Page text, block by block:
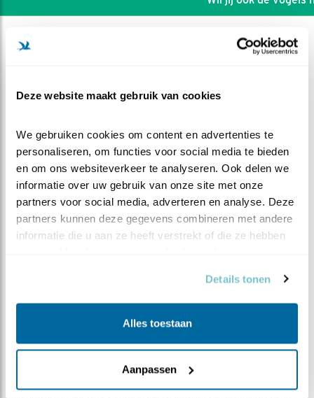
Deze website maakt gebruik van cookies
We gebruiken cookies om content en advertenties te
personaliseren, om functies voor social media te bieden
en om ons websiteverkeer te analyseren. Ook delen we
informatie over uw gebruik van onze site met onze
partners voor social media, adverteren en analyse. Deze
partners kunnen deze gegevens combineren met andere
informatie die u aan ze heeft verstrekt of die ze hebben
Details tonen
Alles toestaan
Aanpassen
DEEL DIT FILMPJE
Een paar verschillen tussen
vrouw en man bosuil
Emil | Geplaatst op 28 februari 2022, 18:40 |
Vind ik